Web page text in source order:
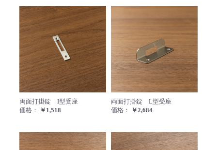
両面打掛錠 I型受座
両面打掛錠 I型受座
価格：
￥1,518
両面打掛錠 L型受座
価格：
￥2,684